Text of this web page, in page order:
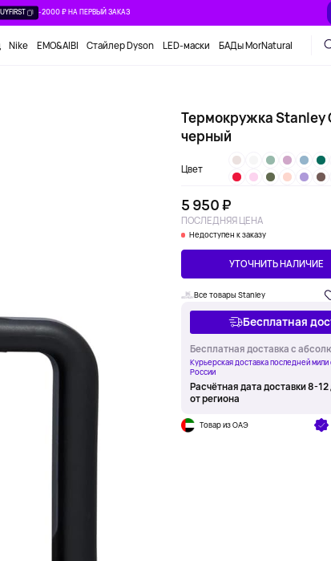
-2000 ₽ НА ПЕРВЫЙ ЗАКАЗ
Nike EMO&AIBI Стайлер Dyson LED-маски БАДы MorNatural
Термокружка Stanley
черный
Цвет
5 950 ₽
ПОСЛЕДНЯЯ ЦЕНА
Недоступен к заказу
УТОЧНИТЬ НАЛИЧИЕ
Все товары Stanley
Бесплатная
Бесплатная доставка с
Курьерская доставка последней
России
Расчётная дата доставки 8-
от региона
Товар из ОАЭ